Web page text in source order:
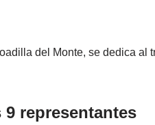
del Monte, se dedica al
representantes